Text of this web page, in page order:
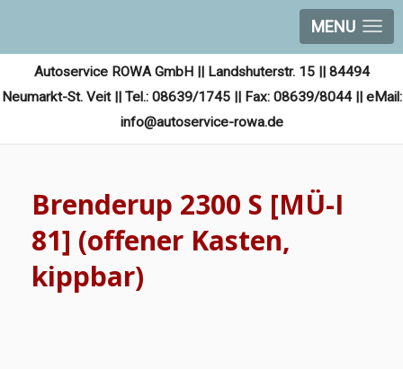
MENU
Autoservice ROWA GmbH || Landshuterstr. 15 || 84494
Neumarkt-St. Veit || Tel.: 08639/1745 || Fax: 08639/8044 || eMail:
info@autoservice-rowa.de
Brenderup 2300 S [MÜ-I
81] (offener Kasten,
kippbar)